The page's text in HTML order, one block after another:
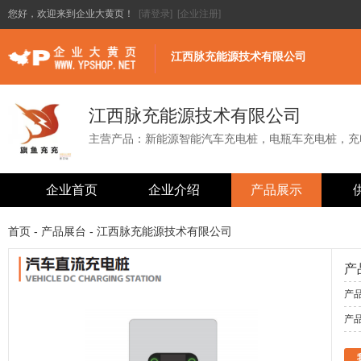
您好，欢迎来到企业大黄页！ [请登录] [企业注册]
江西脉充能源技术有限公司
江西脉充能源技术有限公司
主营产品：新能源智能汽车充电桩，电瓶车充电桩，
企业首页 企业介绍 产品展示
首页 - 产品展台 - 江西脉充能源技术有限公司
产
产
产